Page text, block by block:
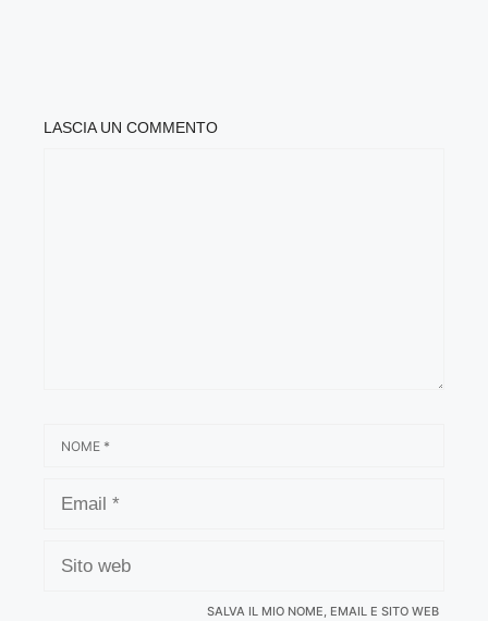
LASCIA UN COMMENTO
WEB
SALVA IL MIO NOME, EMAIL E SITO WEB